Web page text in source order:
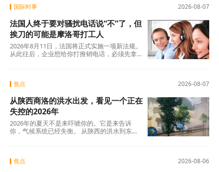
让他休五天假出去旅游，他宁可在家躺着。
2026-08-07
国际时事
法国人终于要对骚扰电话说“不”了，但
挨刀的可能是摩洛哥打工人
2026年8月11日，法国将正式实施一项新法规。
从此往后，企业想给你打推销电话，必须先拿
费者协会UFC-Que Choisir的调查更扎心：97%
的人说每天都会在手机上接到此类电话。可以
说，全法国几乎找不到一个没被骚扰电话烦过
的人。
2026-08-07
焦点
从陕西商洛的洪水出发，看见一个正在
失控的2026年
2026年的夏天不是来吓唬你的。它是来告诉
你，气候系统已经失衡。 从陕西的洪水到东北
2026-08-06
焦点